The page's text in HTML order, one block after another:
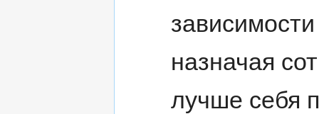
назначая
лучше себя